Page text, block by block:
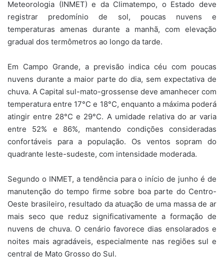
Meteorologia (INMET) e da Climatempo, o Estado deve
registrar predomínio de sol, poucas nuvens e
temperaturas amenas durante a manhã, com elevação
gradual dos termômetros ao longo da tarde.
Em Campo Grande, a previsão indica céu com poucas
nuvens durante a maior parte do dia, sem expectativa de
chuva. A Capital sul-mato-grossense deve amanhecer com
temperatura entre 17°C e 18°C, enquanto a máxima poderá
atingir entre 28°C e 29°C. A umidade relativa do ar varia
entre 52% e 86%, mantendo condições consideradas
confortáveis para a população. Os ventos sopram do
quadrante leste-sudeste, com intensidade moderada.
Segundo o INMET, a tendência para o início de junho é de
manutenção do tempo firme sobre boa parte do Centro-
Oeste brasileiro, resultado da atuação de uma massa de ar
mais seco que reduz significativamente a formação de
nuvens de chuva. O cenário favorece dias ensolarados e
noites mais agradáveis, especialmente nas regiões sul e
central de Mato Grosso do Sul.